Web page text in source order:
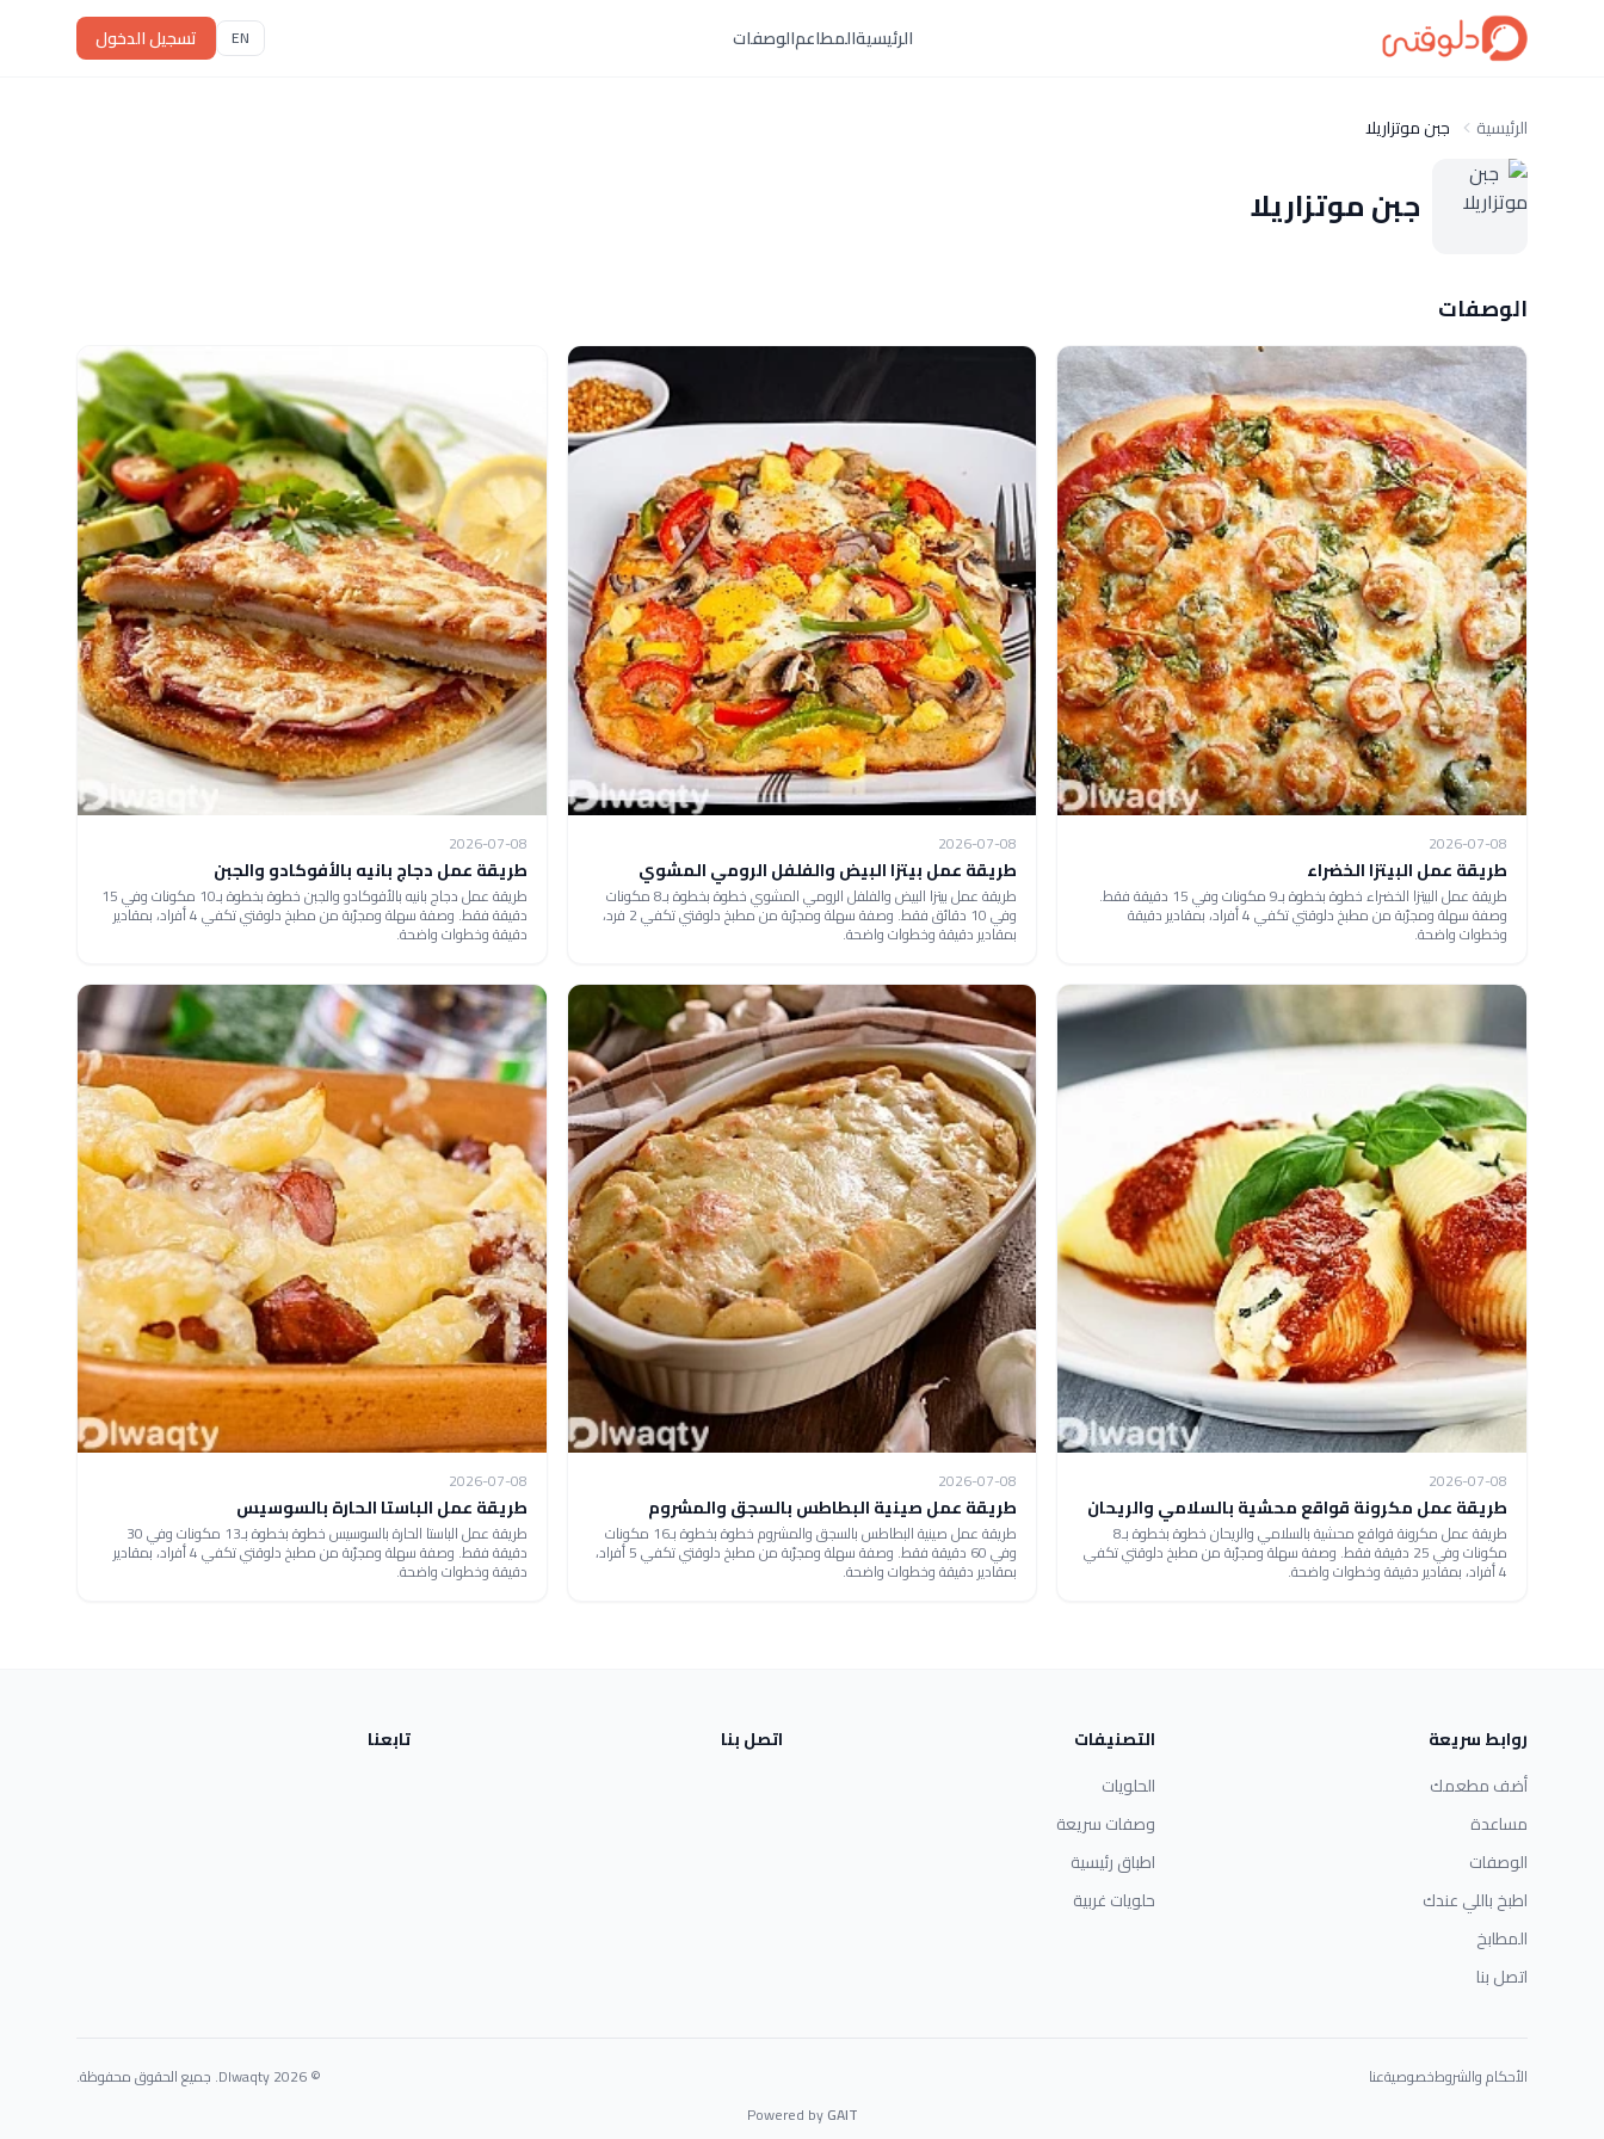
الرئيسيةالمطاعمالوصفات EN تسجيل الدخول
الرئيسية جبن موتزاريلا
جبن موتزاريلا
الوصفات
2026-07-08
طريقة عمل البيتزا الخضراء
طريقة عمل البيتزا الخضراء خطوة بخطوة بـ9 مكونات وفي 15 دقيقة فقط.
وصفة سهلة ومجرّبة من مطبخ دلوقتي تكفي 4 أفراد، بمقادير دقيقة
وخطوات واضحة.
2026-07-08
طريقة عمل بيتزا البيض والفلفل الرومي المشوي
طريقة عمل بيتزا البيض والفلفل الرومي المشوي خطوة بخطوة بـ8 مكونات
وفي 10 دقائق فقط. وصفة سهلة ومجرّبة من مطبخ دلوقتي تكفي 2 فرد،
بمقادير دقيقة وخطوات واضحة.
2026-07-08
طريقة عمل دجاج بانيه بالأفوكادو والجبن
طريقة عمل دجاج بانيه بالأفوكادو والجبن خطوة بخطوة بـ10 مكونات وفي 15
دقيقة فقط. وصفة سهلة ومجرّبة من مطبخ دلوقتي تكفي 4 أفراد، بمقادير
دقيقة وخطوات واضحة.
2026-07-08
طريقة عمل مكرونة قواقع محشية بالسلامي والريحان
طريقة عمل مكرونة قواقع محشية بالسلامي والريحان خطوة بخطوة بـ8
مكونات وفي 25 دقيقة فقط. وصفة سهلة ومجرّبة من مطبخ دلوقتي تكفي
4 أفراد، بمقادير دقيقة وخطوات واضحة.
2026-07-08
طريقة عمل صينية البطاطس بالسجق والمشروم
طريقة عمل صينية البطاطس بالسجق والمشروم خطوة بخطوة بـ16 مكونات
وفي 60 دقيقة فقط. وصفة سهلة ومجرّبة من مطبخ دلوقتي تكفي 5 أفراد،
بمقادير دقيقة وخطوات واضحة.
2026-07-08
طريقة عمل الباستا الحارة بالسوسيس
طريقة عمل الباستا الحارة بالسوسيس خطوة بخطوة بـ13 مكونات وفي 30
دقيقة فقط. وصفة سهلة ومجرّبة من مطبخ دلوقتي تكفي 4 أفراد، بمقادير
دقيقة وخطوات واضحة.
روابط سريعة
أضف مطعمك
مساعدة
الوصفات
اطبخ باللي عندك
المطابخ
اتصل بنا
التصنيفات
الحلويات
وصفات سريعة
اطباق رئيسية
حلويات غربية
اتصل بنا تابعنا
الأحكام والشروطخصوصيةعنا
© 2026 Dlwaqty. جميع الحقوق محفوظة.
Powered byGAIT